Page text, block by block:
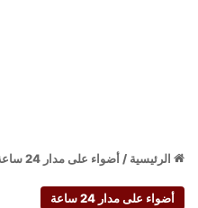
الرئيسية / أضواء على مدار 24 ساعة
أضواء على مدار 24 ساعة